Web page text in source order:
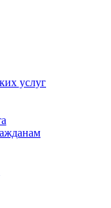
услуг